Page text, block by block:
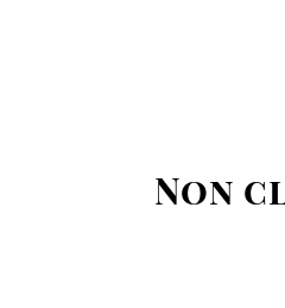
Non